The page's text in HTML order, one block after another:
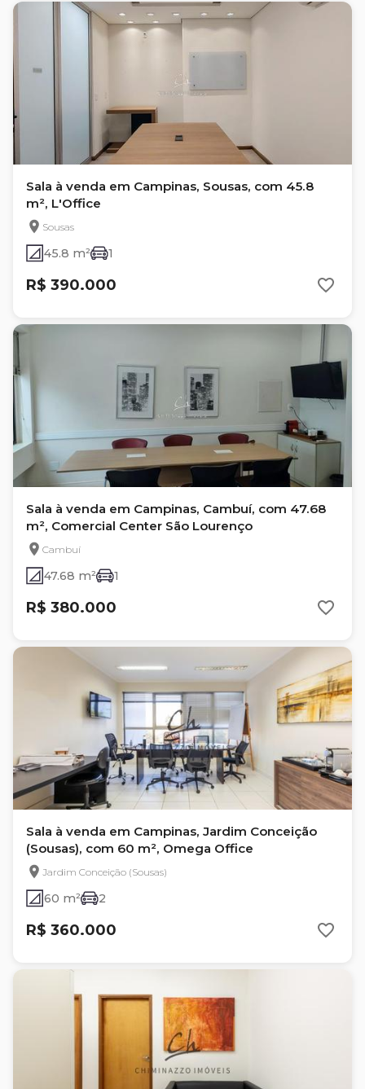
Sala à venda em Campinas, Sousas, com 45.8
m², L'Office
Sousas
45.8 m² 1
R$ 390.000
Sala à venda em Campinas, Cambuí, com 47.68
m², Comercial Center São Lourenço
Cambuí
47.68 m² 1
R$ 380.000
Sala à venda em Campinas, Jardim Conceição
(Sousas), com 60 m², Omega Office
Jardim Conceição (Sousas)
60 m² 2
R$ 360.000